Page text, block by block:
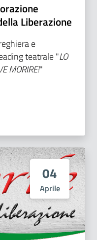
Liberazione
e
teatrale "LO
MORIRE!"
04
Aprile